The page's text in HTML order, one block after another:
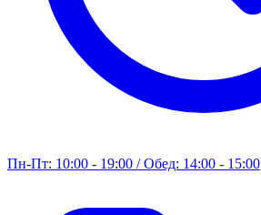
Пн-Пт: 10:00 - 19:00 / Обед: 14:00 - 15:00